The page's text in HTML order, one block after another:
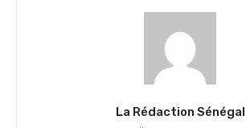
La Rédaction Sénégal